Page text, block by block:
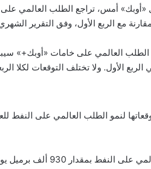
مع الربع الأول، وفق التقرير
لنمو الطلب العالمي على النفط